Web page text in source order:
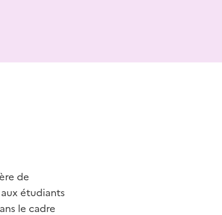
de
étudiants
le cadre